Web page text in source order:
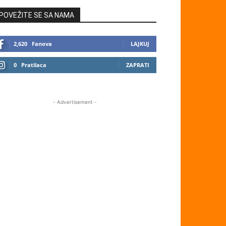
SE SA NAMA
2,620 Fanova LAJKUJ
0 Pratilaca ZAPRATI
- Advertisement -